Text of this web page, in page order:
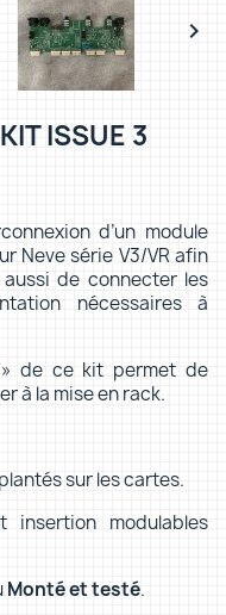

ISSUE 3
d’un module
Neve série V3/VR afin
de connecter les
nécessaires à
de ce kit permet de
à la mise en rack.
sur les cartes.
insertion modulables
Monté et testé.